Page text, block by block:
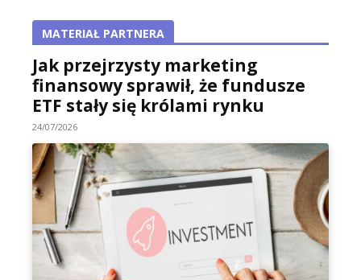
MATERIAŁ PARTNERA
Jak przejrzysty marketing
finansowy sprawił, że fundusze
ETF stały się królami rynku
24/07/2026